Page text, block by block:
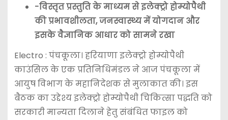
-विस्तृत प्रस्तुति के माध्यम से इलेक्ट्रो होम्योपैथी
की प्रभावशीलता, जनस्वास्थ्य में योगदान और
इसके वैज्ञानिक आधार को सामने रखा
Electro : पंचकूला। हरियाणा इलेक्ट्रो होम्योपैथी
काउंसिल के एक प्रतिनिधिमंडल ने आज पंचकूला में
आयुष विभाग के महानिदेशक से मुलाकात की। इस
बैठक का उद्देश्य इलेक्ट्रो होम्योपैथी चिकित्सा पद्धति को
सरकारी मान्यता दिलाने हेतु संबंधित फाइल को